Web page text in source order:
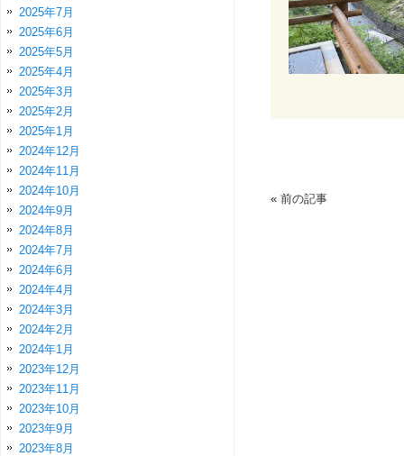
« 前の記事
2025年7月
2025年6月
2025年5月
2025年4月
2025年3月
2025年2月
2025年1月
2024年12月
2024年11月
2024年10月
2024年9月
2024年8月
2024年7月
2024年6月
2024年4月
2024年3月
2024年2月
2024年1月
2023年12月
2023年11月
2023年10月
2023年9月
2023年8月